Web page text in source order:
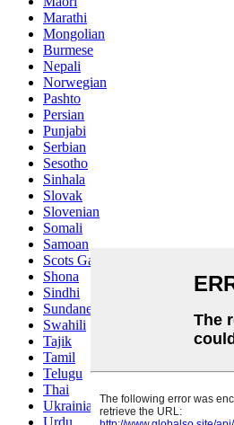
Marathi
Mongolian
Burmese
Nepali
Norwegian
Pashto
Persian
Punjabi
Serbian
Sesotho
Sinhala
Slovak
Slovenian
Somali
Samoan
Scots Gaelic
Shona
Sindhi
Sundanese
Swahili
Tajik
Tamil
Telugu
Thai
Ukrainian